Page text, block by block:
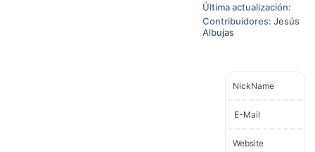
Última actualización:
Contribuidores: Jesús
Albujas
NickName
E-Mail
Website